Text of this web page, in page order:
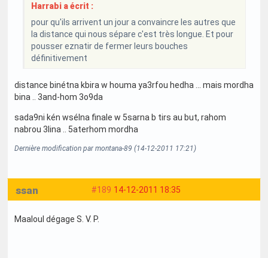
Harrabi a écrit :
pour qu'ils arrivent un jour a convaincre les autres que
la distance qui nous sépare c'est très longue. Et pour
pousser eznatir de fermer leurs bouches
définitivement
distance binétna kbira w houma ya3rfou hedha ... mais mordha
bina .. 3and-hom 3o9da
sada9ni kén wsélna finale w 5sarna b tirs au but, rahom
nabrou 3lina .. 5aterhom mordha
Dernière modification par montana-89 (14-12-2011 17:21)
#189 14-12-2011 18:35
ssan
Maaloul dégage S. V. P.